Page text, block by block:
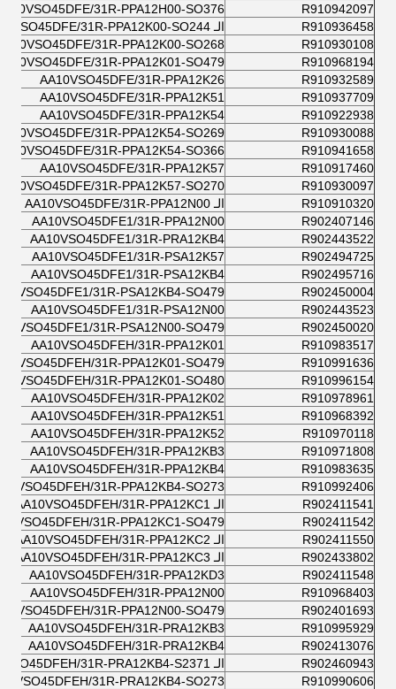
R910942097
31R-PPA12H00-SO376
R910936458
الـ AA10VSO45DFE/31R-PPA12K00-SO244
R910930108
31R-PPA12K00-SO268
R910968194
31R-PPA12K01-SO479
R910932589
AA10VSO45DFE/31R-PPA12K26
R910937709
AA10VSO45DFE/31R-PPA12K51
R910922938
AA10VSO45DFE/31R-PPA12K54
R910930088
31R-PPA12K54-SO269
R910941658
31R-PPA12K54-SO366
R910917460
AA10VSO45DFE/31R-PPA12K57
R910930097
31R-PPA12K57-SO270
R910910320
الـ AA10VSO45DFE/31R-PPA12N00
R902407146
AA10VSO45DFE1/31R-PPA12N00
R902443522
AA10VSO45DFE1/31R-PRA12KB4
R902494725
AA10VSO45DFE1/31R-PSA12K57
R902495716
AA10VSO45DFE1/31R-PSA12KB4
R902450004
31R-PSA12KB4-SO479
R902443523
AA10VSO45DFE1/31R-PSA12N00
R902450020
31R-PSA12N00-SO479
R910983517
AA10VSO45DFEH/31R-PPA12K01
R910991636
31R-PPA12K01-SO479
R910996154
31R-PPA12K01-SO480
R910978961
AA10VSO45DFEH/31R-PPA12K02
R910968392
AA10VSO45DFEH/31R-PPA12K51
R910970118
AA10VSO45DFEH/31R-PPA12K52
R910971808
AA10VSO45DFEH/31R-PPA12KB3
R910983635
AA10VSO45DFEH/31R-PPA12KB4
R910992406
31R-PPA12KB4-SO273
R902411541
الـ AA10VSO45DFEH/31R-PPA12KC1
R902411542
31R-PPA12KC1-SO479
R902411550
الـ AA10VSO45DFEH/31R-PPA12KC2
R902433802
الـ AA10VSO45DFEH/31R-PPA12KC3
R902411548
AA10VSO45DFEH/31R-PPA12KD3
R910968403
AA10VSO45DFEH/31R-PPA12N00
R902401693
31R-PPA12N00-SO479
R910995929
AA10VSO45DFEH/31R-PRA12KB3
R902413076
AA10VSO45DFEH/31R-PRA12KB4
R902460943
الـ AA10VSO45DFEH/31R-PRA12KB4-S2371
R910990606
31R-PRA12KB4-SO273